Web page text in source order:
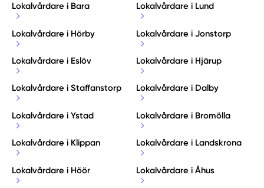
Lokalvårdare i Bara Lokalvårdare i Lund
Lokalvårdare i Hörby Lokalvårdare i Jonstorp
Lokalvårdare i Eslöv Lokalvårdare i Hjärup
Lokalvårdare i Staffanstorp Lokalvårdare i Dalby
Lokalvårdare i Ystad Lokalvårdare i Bromölla
Lokalvårdare i Klippan Lokalvårdare i Landskrona
Lokalvårdare i Höör Lokalvårdare i Åhus